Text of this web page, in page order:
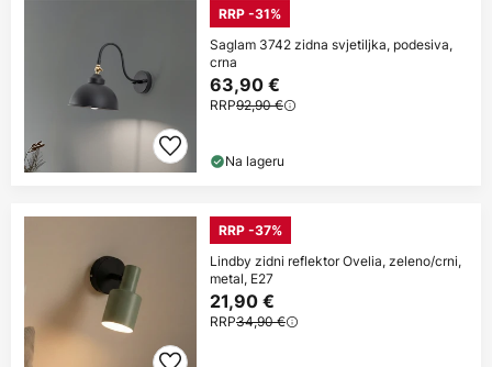
RRP -31%
Saglam 3742 zidna svjetiljka, podesiva,
crna
63,90 €
RRP92,90 €
Na lageru
RRP -37%
Lindby zidni reflektor Ovelia, zeleno/crni,
metal, E27
21,90 €
RRP34,90 €